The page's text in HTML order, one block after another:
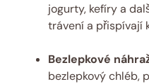
jogurty, kefíry a
⁣trávení a přispívají
Bezlepkové
bezlepkový chléb,